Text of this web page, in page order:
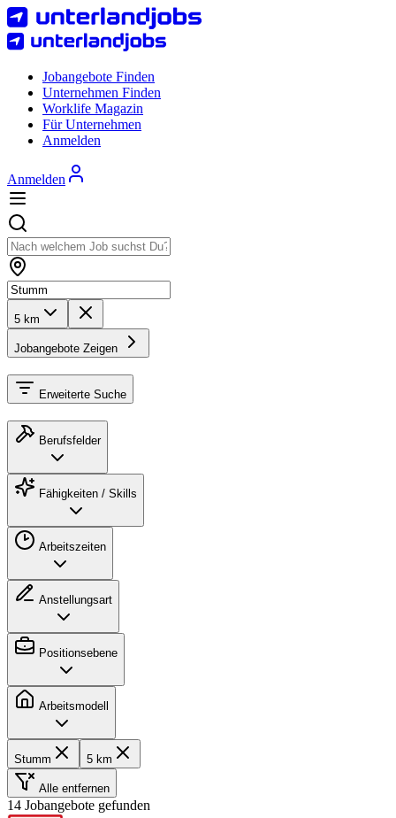
Jobangebote Finden
Unternehmen Finden
Worklife Magazin
Für Unternehmen
Anmelden
Anmelden
5 km
Jobangebote Zeigen
Erweiterte Suche
Berufsfelder
Fähigkeiten / Skills
Arbeitszeiten
Anstellungsart
Positionsebene
Arbeitsmodell
Stumm 5 km
Alle entfernen
14 Jobangebote gefunden